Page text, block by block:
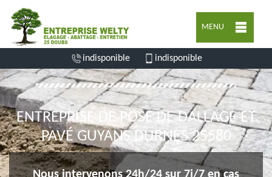
MENU
indisponible indisponible
ENTREPRISE DE POSE DE DALLAGE ET
PAVÉ GUYANS DURNES 25580
Nous intervenons 24h/24 sur 7j/7 en cas